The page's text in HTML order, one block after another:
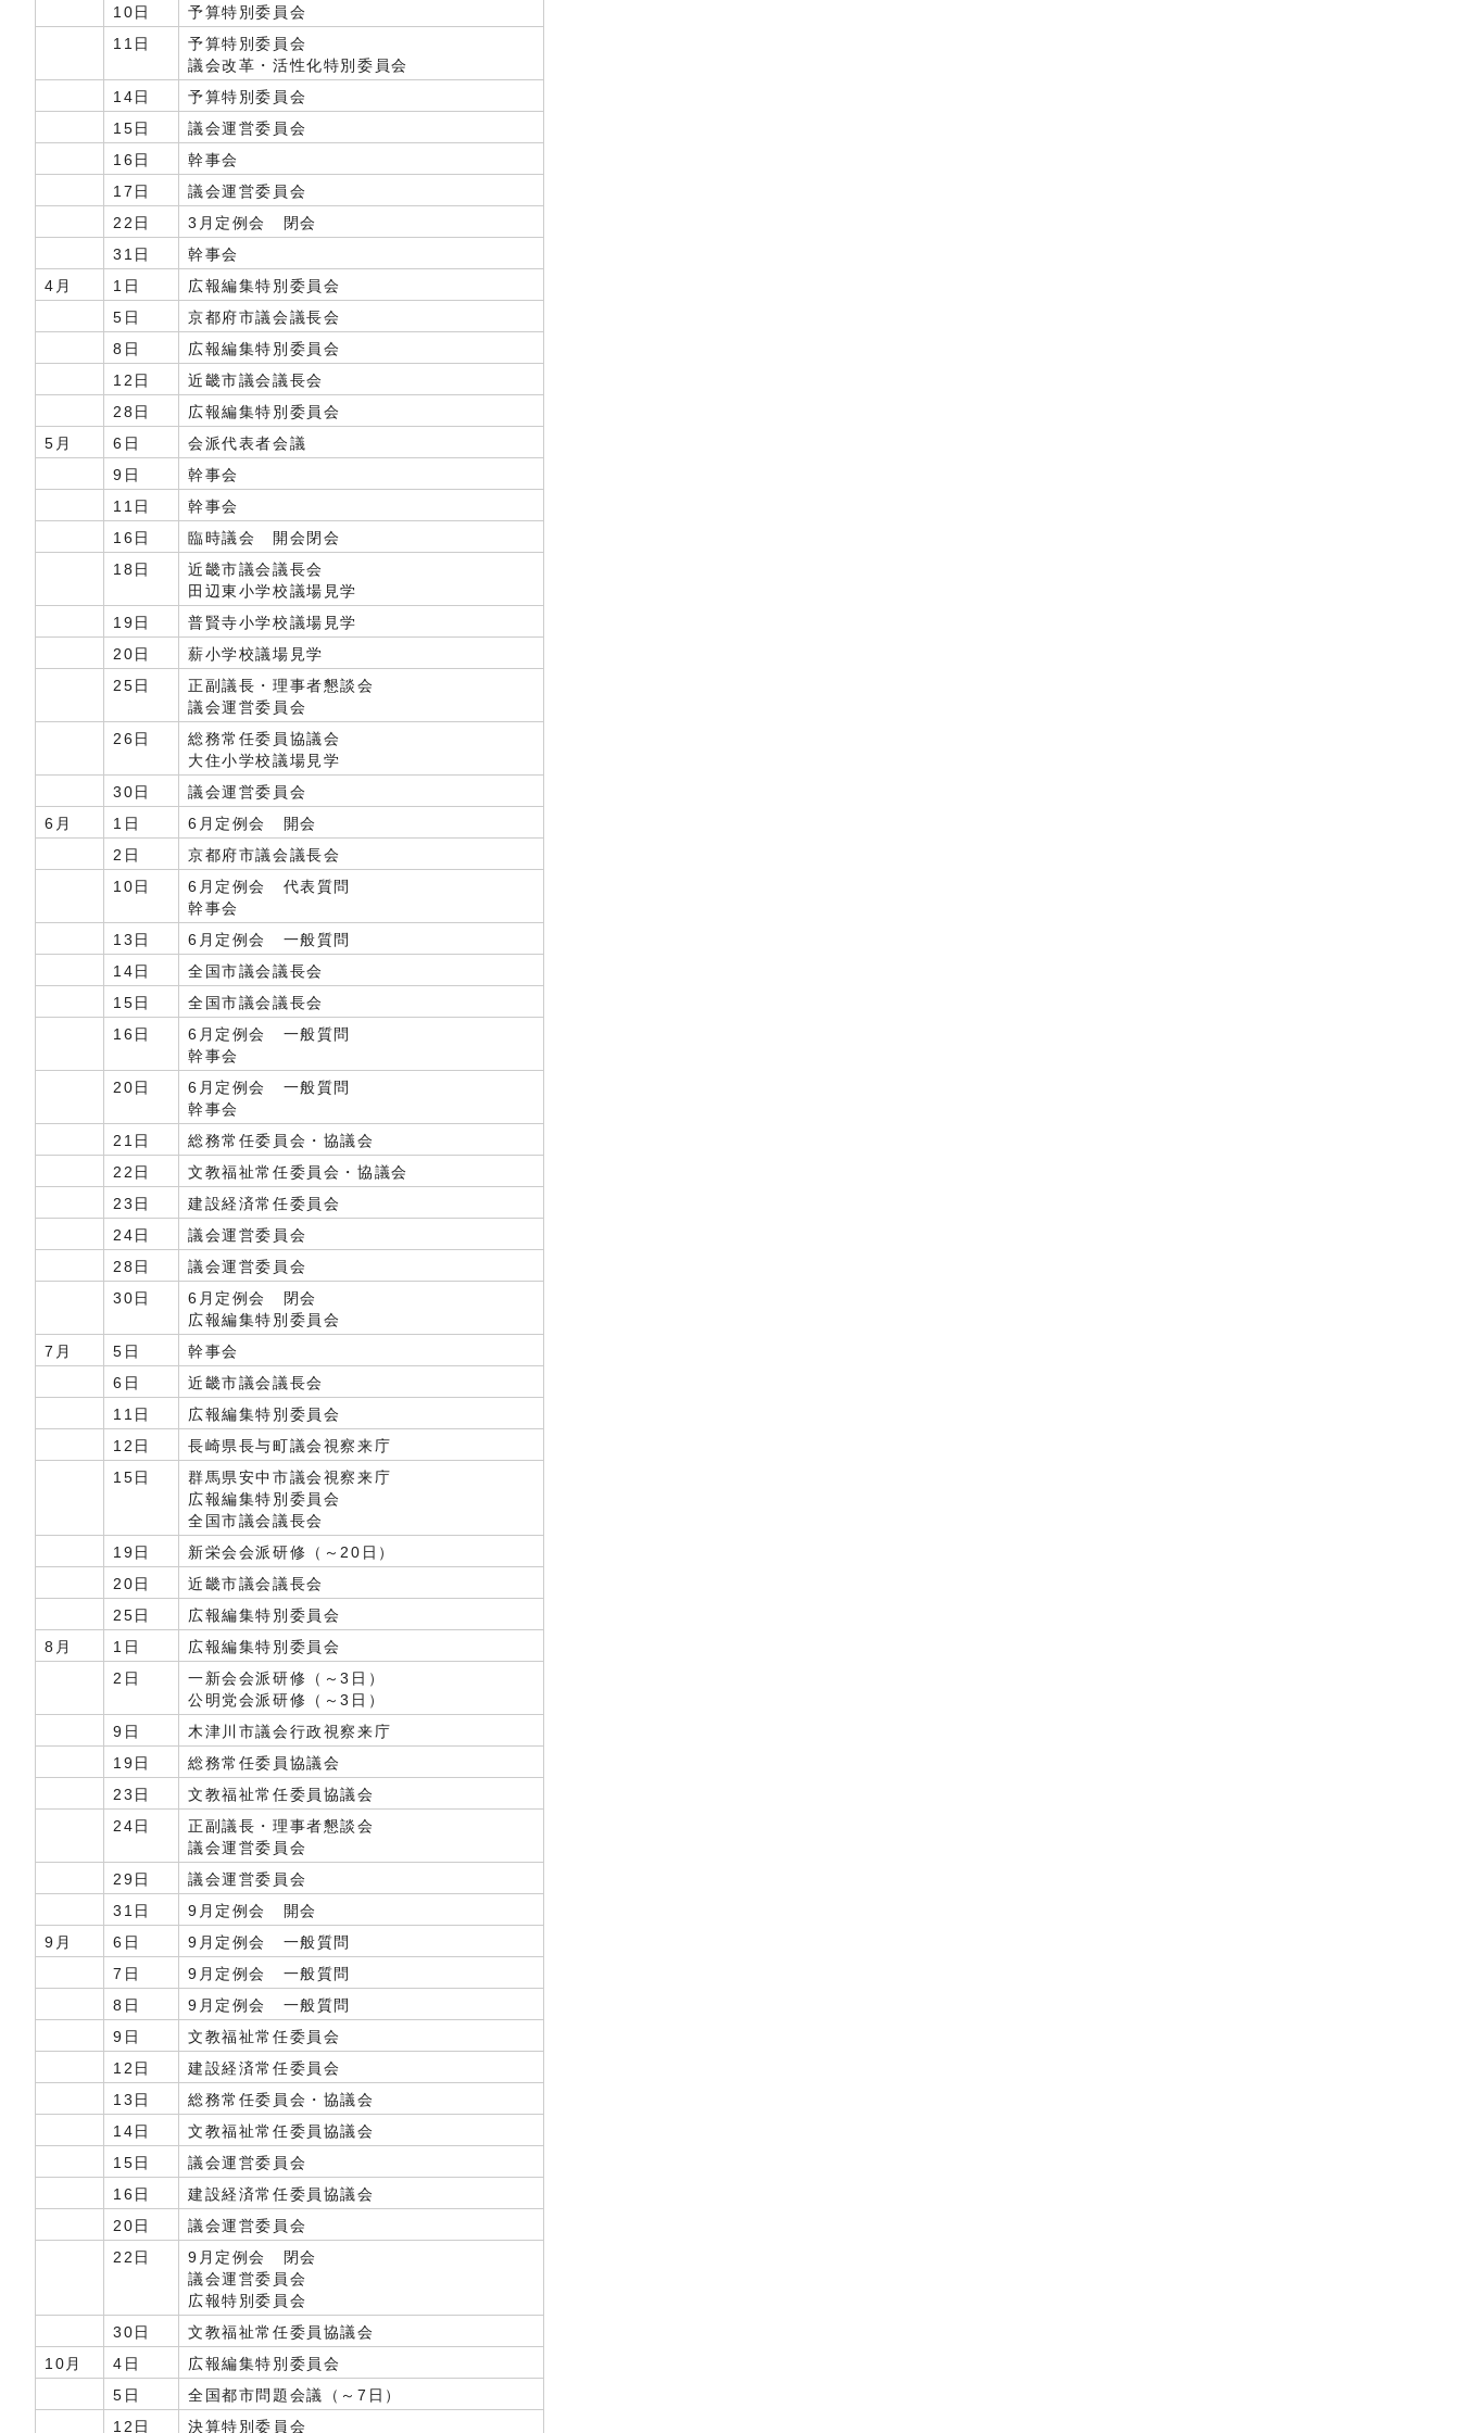
10日
予算特別委員会
11日
予算特別委員会
議会改革・活性化特別委員会
14日
予算特別委員会
15日
議会運営委員会
16日
幹事会
17日
議会運営委員会
22日
3月定例会 閉会
31日
幹事会
4月
1日
広報編集特別委員会
5日
京都府市議会議長会
8日
広報編集特別委員会
12日
近畿市議会議長会
28日
広報編集特別委員会
5月
6日
会派代表者会議
9日
幹事会
11日
幹事会
16日
臨時議会 開会閉会
18日
近畿市議会議長会
田辺東小学校議場見学
19日
普賢寺小学校議場見学
20日
薪小学校議場見学
25日
正副議長・理事者懇談会
議会運営委員会
26日
総務常任委員協議会
大住小学校議場見学
30日
議会運営委員会
6月
1日
6月定例会 開会
2日
京都府市議会議長会
10日
6月定例会 代表質問
幹事会
13日
6月定例会 一般質問
14日
全国市議会議長会
15日
全国市議会議長会
16日
6月定例会 一般質問
幹事会
20日
6月定例会 一般質問
幹事会
21日
総務常任委員会・協議会
22日
文教福祉常任委員会・協議会
23日
建設経済常任委員会
24日
議会運営委員会
28日
議会運営委員会
30日
6月定例会 閉会
広報編集特別委員会
7月
5日
幹事会
6日
近畿市議会議長会
11日
広報編集特別委員会
12日
長崎県長与町議会視察来庁
15日
群馬県安中市議会視察来庁
広報編集特別委員会
全国市議会議長会
19日
新栄会会派研修（～20日）
20日
近畿市議会議長会
25日
広報編集特別委員会
8月
1日
広報編集特別委員会
2日
一新会会派研修（～3日）
公明党会派研修（～3日）
9日
木津川市議会行政視察来庁
19日
総務常任委員協議会
23日
文教福祉常任委員協議会
24日
正副議長・理事者懇談会
議会運営委員会
29日
議会運営委員会
31日
9月定例会 開会
9月
6日
9月定例会 一般質問
7日
9月定例会 一般質問
8日
9月定例会 一般質問
9日
文教福祉常任委員会
12日
建設経済常任委員会
13日
総務常任委員会・協議会
14日
文教福祉常任委員協議会
15日
議会運営委員会
16日
建設経済常任委員協議会
20日
議会運営委員会
22日
9月定例会 閉会
議会運営委員会
広報特別委員会
30日
文教福祉常任委員協議会
10月
4日
広報編集特別委員会
5日
全国都市問題会議（～7日）
12日
決算特別委員会